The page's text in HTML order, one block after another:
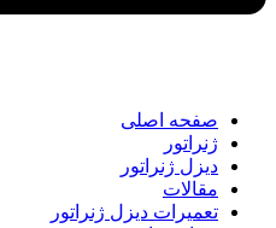
صفحه اصلی
ژنراتور
دیزل ژنراتور
مقالات
تعمیرات دیزل ژنراتور